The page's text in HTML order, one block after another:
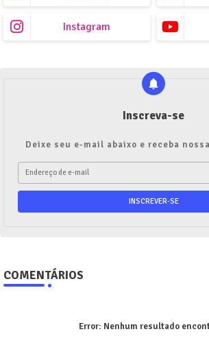
Instagram
Inscreva-se
Deixe seu e-mail abaixo e receba
COMENTÁRIOS
Error: Nenhum resultado